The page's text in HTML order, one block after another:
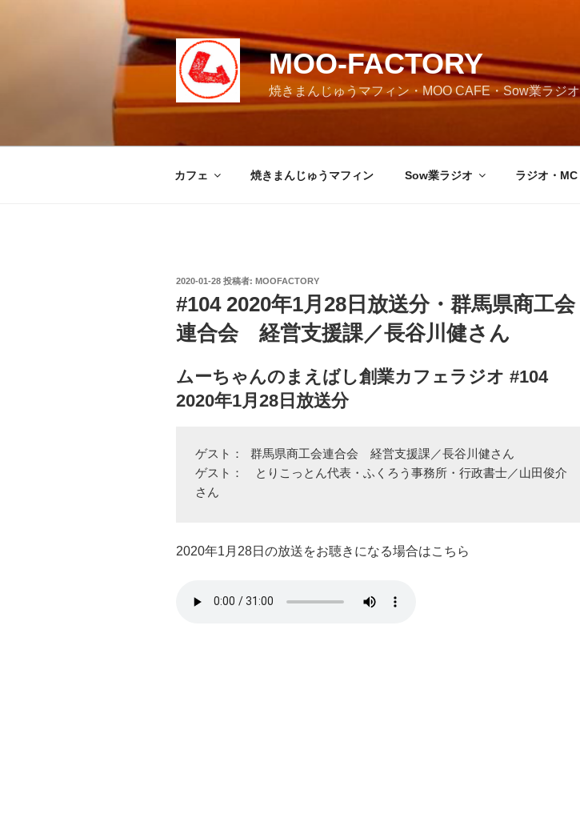
キ
MOO-FACTORY
焼きまんじゅうマフィン・MOO CAFE・Sow業ラジオ
カフェ 焼きまんじゅうマフィン Sow業ラジオ ラジオ・MC
投
日:
2020-01-28 投稿者: MOOFACTORY
#104 2020年1月28日放送分・群馬県商工会
連合会 経営支援課／長谷川健さん
ムーちゃんのまえばし創業カフェラジオ #104
2020年1月28日放送分
ゲスト： 群馬県商工会連合会　経営支援課／長谷川健さん
ゲスト：　とりこっとん代表・ふくろう事務所・行政書士／山田俊介
さん
2020年1月28日の放送をお聴きになる場合はこちら